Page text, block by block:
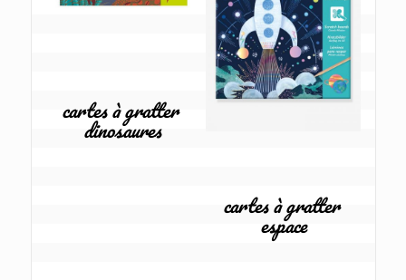
cartes à gratter
dinosaures
cartes à gratter
espace